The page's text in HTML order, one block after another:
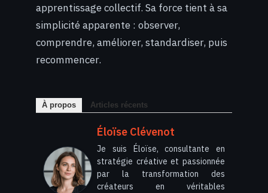
apprentissage collectif. Sa force tient à sa
simplicité apparente : observer,
comprendre, améliorer, standardiser, puis
recommencer.
À propos Articles récents
Éloïse Clévenot
Je suis Éloïse, consultante en
stratégie créative et passionnée
par la transformation des
créateurs en véritables